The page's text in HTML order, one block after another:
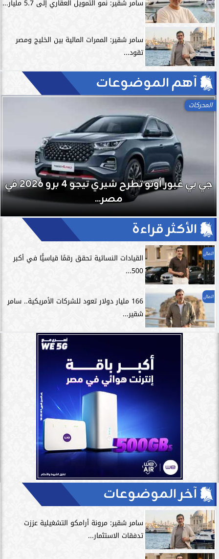
سامر شقير: نمو التمويل العقاري إلى 5.7 مليار...
سامر شقير: الممرات المالية بين الخليج ومصر
تقود...
آهم الموضوعات
المحركات
جي بي غبور أوتو تطرح شيري تيجو 4 برو 2026 في
مصر...
الأكثر قراءة
المال
القيادات النسائية تحقق رقمًا قياسيًّا في أكبر
500...
المال
166 مليار دولار تعود للشركات الأمريكية.. سامر
شقير...
آخر الموضوعات
سامر شقير: مرونة أرامكو التشغيلية عززت
تدفقات الاستثمار...